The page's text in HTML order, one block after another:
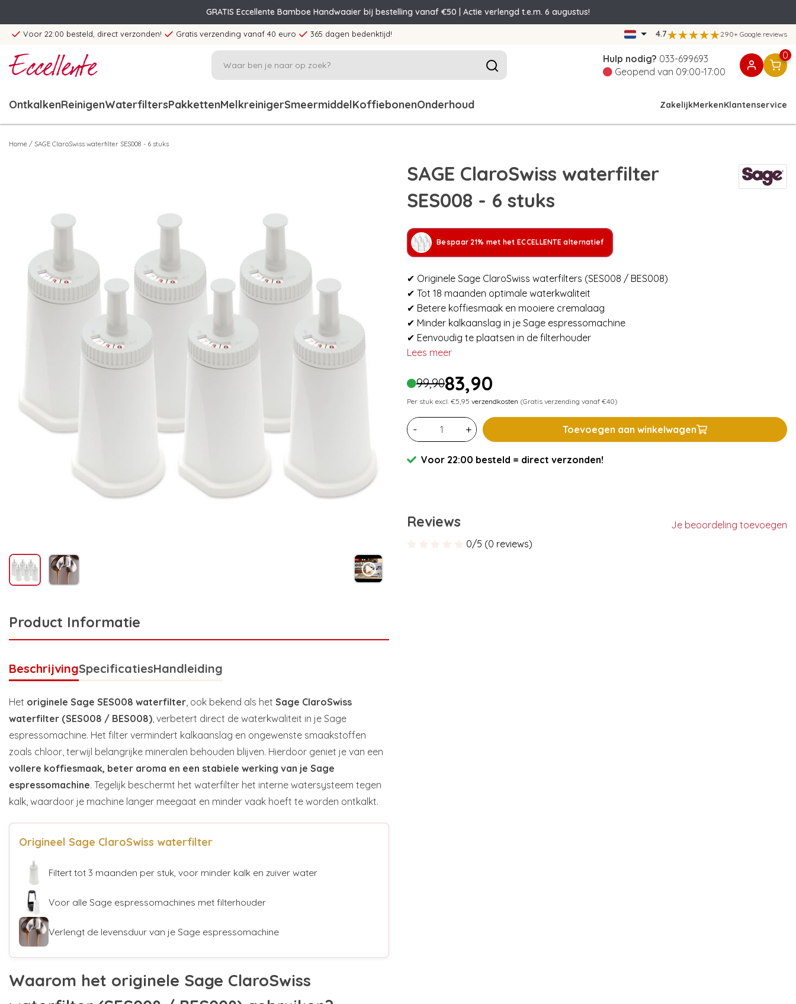
GRATIS Eccellente Bamboe Handwaaier bij bestelling vanaf €50 | Actie verlengd t.e.m. 6 augustus!
Voor 22:00 besteld, direct verzonden! Gratis verzending vanaf 40 euro 365 dagen bedenktijd! 4.7 290+ Google reviews
Hulp nodig? 033-699693
Geopend van 09:00-17:00
0
OntkalkenReinigenWaterfiltersPakkettenMelkreinigerSmeermiddelKoffiebonenOnderhoud ZakelijkMerkenKlantenservice
Home / SAGE ClaroSwiss waterfilter SES008 - 6 stuks
Product Informatie
BeschrijvingSpecificatiesHandleiding
Het originele Sage SES008 waterfilter, ook bekend als het Sage ClaroSwiss
waterfilter (SES008 / BES008), verbetert direct de waterkwaliteit in je Sage
espressomachine. Het filter vermindert kalkaanslag en ongewenste smaakstoffen
zoals chloor, terwijl belangrijke mineralen behouden blijven. Hierdoor geniet je van een
vollere koffiesmaak, beter aroma en een stabiele werking van je Sage
espressomachine. Tegelijk beschermt het waterfilter het interne watersysteem tegen
kalk, waardoor je machine langer meegaat en minder vaak hoeft te worden ontkalkt.
Origineel Sage ClaroSwiss waterfilter
Filtert tot 3 maanden per stuk, voor minder kalk en zuiver water
Voor alle Sage espressomachines met filterhouder
Verlengt de levensduur van je Sage espressomachine
Waarom het originele Sage ClaroSwiss
SAGE ClaroSwiss waterfilter
SES008 - 6 stuks
Bespaar 21% met het ECCELLENTE alternatief
✔ Originele Sage ClaroSwiss waterfilters (SES008 / BES008)
✔ Tot 18 maanden optimale waterkwaliteit
✔ Betere koffiesmaak en mooiere cremalaag
✔ Minder kalkaanslag in je Sage espressomachine
✔ Eenvoudig te plaatsen in de filterhouder
Lees meer
99,9083,90
Per stuk excl. €5,95 verzendkosten (Gratis verzending vanaf €40)
- + Toevoegen aan winkelwagen
Voor 22:00 besteld = direct verzonden!
Reviews
Je beoordeling toevoegen
0/5 (0 reviews)